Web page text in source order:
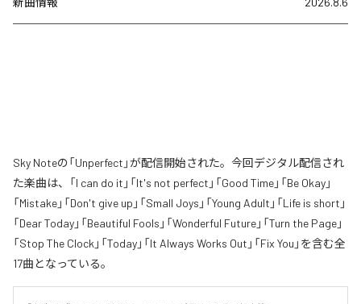
Sky Noteの「Unperfect」が配信開始された。今回デジタル配信され
た楽曲は、「I can do it」「It's not perfect」「Good Time」「Be Okay」
「Mistake」「Don't give up」「Small Joys」「Young Adult」「Life is short」
「Dear Today」「Beautiful Fools」「Wonderful Future」「Turn the Page」
「Stop The Clock」「Today」「It Always Works Out」「Fix You」を含む全
17曲となっている。